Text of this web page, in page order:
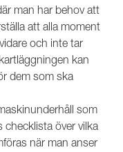
man har behov att
att alla moment
och inte tar
kan
dem som ska
som
över vilka
när man anser